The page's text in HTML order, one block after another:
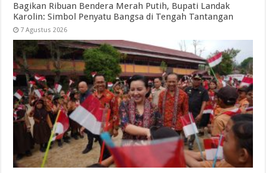
Bagikan Ribuan Bendera Merah Putih, Bupati Landak
Karolin: Simbol Penyatu Bangsa di Tengah Tantangan
7 Agustus 2026